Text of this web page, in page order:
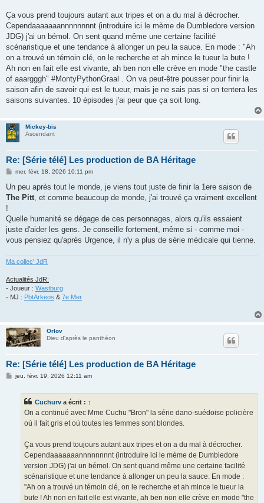
Ça vous prend toujours autant aux tripes et on a du mal à décrocher.
Cependaaaaaaannnnnnnnt (introduire ici le mème de Dumbledore version
JDG) j'ai un bémol. On sent quand même une certaine facilité
scénaristique et une tendance à allonger un peu la sauce. En mode : "Ah
on a trouvé un témoin clé, on le recherche et ah mince le tueur la bute !
Ah non en fait elle est vivante, ah ben non elle crève en mode "the castle
of aaargggh" #MontyPythonGraal . On va peut-être pousser pour finir la
saison afin de savoir qui est le tueur, mais je ne sais pas si on tentera les
saisons suivantes. 10 épisodes j'ai peur que ça soit long.
Mickey-bis
Ascendant
Re: [Série télé] Les production de BA Héritage
M
s
a
mer. févr. 18, 2026 10:11 pm
Un peu après tout le monde, je viens tout juste de finir la 1ere saison de
The Pitt , et comme beaucoup de monde, j'ai trouvé ça vraiment excellent
!
Quelle humanité se dégage de ces personnages, alors qu'ils essaient
juste d'aider les gens. Je conseille fortement, même si - comme moi -
vous pensiez qu'après Urgence, il n'y a plus de série médicale qui tienne.
Ma collec' JdR
Actualités JdR:
- Joueur : Wastburg
- MJ : PbtArkeos &7e Mer
Orlov
Dieu d'après le panthéon
Re: [Série télé] Les production de BA Héritage
Mjeu. févr. 19, 2026 12:11 am
Cuchurv a écrit : ↑
On a continué avec Mme Cuchu "Bron" la série dano-suédoise policière
où il fait gris et où toutes les femmes sont blondes.
Ça vous prend toujours autant aux tripes et on a du mal à décrocher.
Cependaaaaaaannnnnnnnt (introduire ici le mème de Dumbledore
version JDG) j'ai un bémol. On sent quand même une certaine facilité
scénaristique et une tendance à allonger un peu la sauce. En mode :
"Ah on a trouvé un témoin clé, on le recherche et ah mince le tueur la
bute ! Ah non en fait elle est vivante, ah ben non elle crève en mode "the